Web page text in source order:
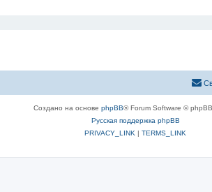
Создано на основе phpBB® Forum Software ©
Русская поддержка phpBB
PRIVACY_LINK | TERMS_LINK